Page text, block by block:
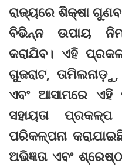
ରାଜ୍ୟରେ ଶିକ୍ଷା
ବିଭିନ୍ନ ଉପାୟ
କରାଯିବ। ଏହି
ଗୁଜରାଟ,
ଏବଂ ଆସାମରେ ଏହି
ସହାୟତା
ପରିକଳ୍ପନା
ଅଭିଜ୍ଞତା ଏବଂ